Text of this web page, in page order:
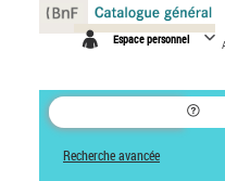
Espace personnel
Recherche avancée
Panneau de gestion des cookies